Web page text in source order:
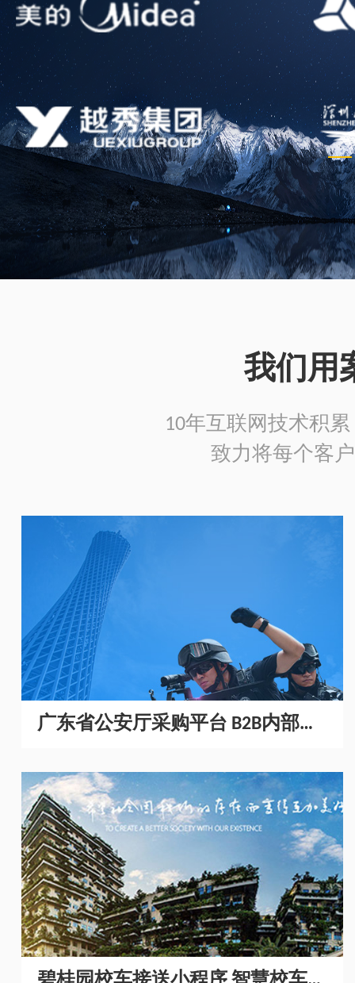
我们用
10年互联网技术积
致力将每个客
广东省公安厅采购平台 B2B内部采
购商城开发